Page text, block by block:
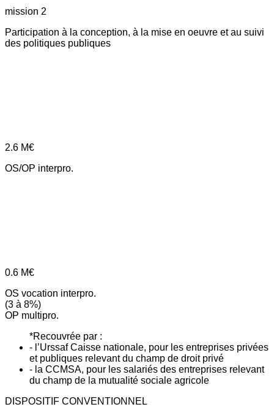
mission 2
Participation à la conception, à la mise en oeuvre et au suivi
des politiques publiques
2.6 M€
OS/OP interpro.
0.6 M€
OS vocation interpro.
(3 à 8%)
OP multipro.
*Recouvrée par :
- l’Urssaf Caisse nationale, pour les entreprises privées
et publiques relevant du champ de droit privé
- la CCMSA, pour les salariés des entreprises relevant
du champ de la mutualité sociale agricole
DISPOSITIF CONVENTIONNEL